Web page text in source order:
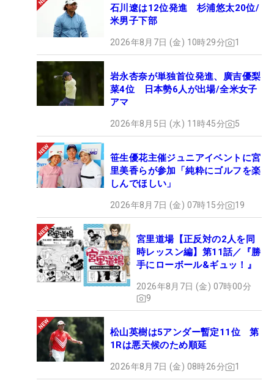
石川遼は12位発進 杉浦悠太20位/
米男子下部
2026年8月7日 (金) 10時29分 1
岩永杏奈が単独首位発進、廣吉優梨
菜4位 日本勢6人が出場/全米女子
アマ
2026年8月5日 (水) 11時45分 5
笹生優花主催ジュニアイベントに宮
里美香らが参加「純粋にゴルフを楽
しんでほしい」
2026年8月7日 (金) 07時15分 19
宮里道場【正反対の2人を同
時レッスン編】第11話／『勝
手にローボール&ギュッ！』
2026年8月7日 (金) 07時00分
9
松山英樹は5アンダー暫定11位 第
1Rは悪天候のため順延
2026年8月7日 (金) 08時26分 1